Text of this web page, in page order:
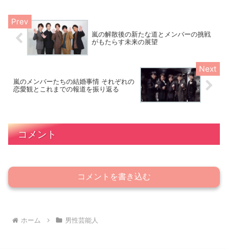
嵐の解散後の新たな道とメンバーの挑戦
がもたらす未来の展望
嵐のメンバーたちの結婚事情 それぞれの
恋愛観とこれまでの報道を振り返る
コメント
コメントを書き込む
ホーム 男性芸能人